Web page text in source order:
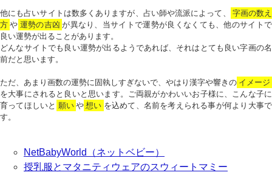
他にも占いサイトは数多くありますが、占い師や流派によって、
字画の数え
方 や 運勢の吉凶 が異なり、当サイトで運勢が良くなくても、他のサイトで
良い運勢が出ることがあります。
どんなサイトでも良い運勢が出るようであれば、それはとても良い字画の名
前だと思います。
ただ、あまり画数の運勢に固執しすぎないで、やはり漢字や響きの イメージ
を大事にされると良いと思います。ご両親がかわいいお子様に、こんな子に
育ってほしいと 願い や 想い を込めて、名前を考えられる事が何より大事で
す。
NetBabyWorld（ネットベビー）
授乳服とマタニティウェアのスウィートマミー